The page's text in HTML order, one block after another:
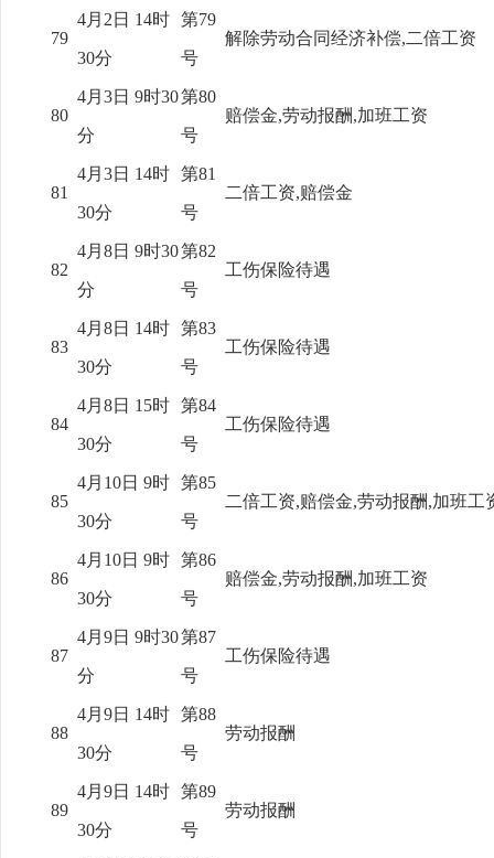
79
4月2日 14时
30分
第79
号
解除劳动合同经济补偿,二倍工资
80
4月3日 9时30
分
第80
号
赔偿金,劳动报酬,加班工资
81
4月3日 14时
30分
第81
号
二倍工资,赔偿金
82
4月8日 9时30
分
第82
号
工伤保险待遇
83
4月8日 14时
30分
第83
号
工伤保险待遇
84
4月8日 15时
30分
第84
号
工伤保险待遇
85
4月10日 9时
30分
第85
号
二倍工资,赔偿金,劳动报酬,加班工
86
4月10日 9时
30分
第86
号
赔偿金,劳动报酬,加班工资
87
4月9日 9时30
分
第87
号
工伤保险待遇
88
4月9日 14时
30分
第88
号
劳动报酬
89
4月9日 14时
30分
第89
号
劳动报酬